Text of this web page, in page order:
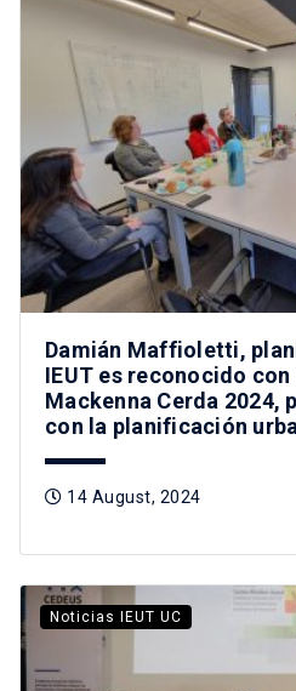
Damián Maffioletti,
IEUT es reconocido
Mackenna Cerda 2024,
con la planificación
14 August, 2024
Noticias IEUT UC